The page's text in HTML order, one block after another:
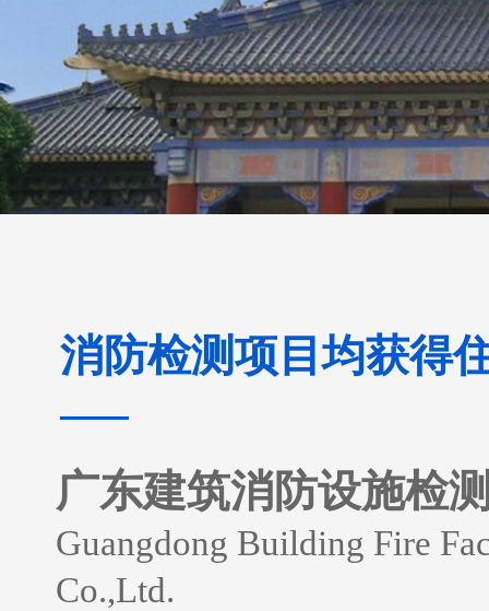
消防检测项目均获得
广东建筑消防设施检
Guangdong Building Fire
Co.,Ltd.